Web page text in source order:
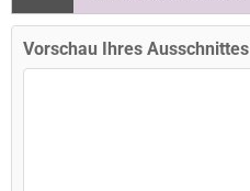
Vorschau Ihres Ausschnittes